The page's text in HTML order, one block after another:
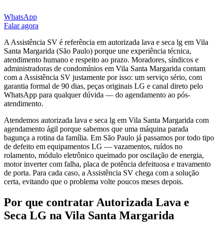
WhatsApp
Falar agora
A Assistência SV é referência em autorizada lava e seca lg em Vila
Santa Margarida (São Paulo) porque une experiência técnica,
atendimento humano e respeito ao prazo. Moradores, síndicos e
administradoras de condomínios em Vila Santa Margarida contam
com a Assistência SV justamente por isso: um serviço sério, com
garantia formal de 90 dias, peças originais LG e canal direto pelo
WhatsApp para qualquer dúvida — do agendamento ao pós-
atendimento.
Atendemos autorizada lava e seca lg em Vila Santa Margarida com
agendamento ágil porque sabemos que uma máquina parada
bagunça a rotina da família. Em São Paulo já passamos por todo tipo
de defeito em equipamentos LG — vazamentos, ruídos no
rolamento, módulo eletrônico queimado por oscilação de energia,
motor inverter com falha, placa de potência defeituosa e travamento
de porta. Para cada caso, a Assistência SV chega com a solução
certa, evitando que o problema volte poucos meses depois.
Por que contratar Autorizada Lava e
Seca LG na Vila Santa Margarida